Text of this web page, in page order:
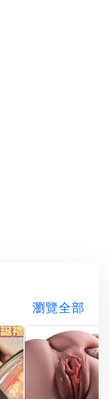
瀏覽全部